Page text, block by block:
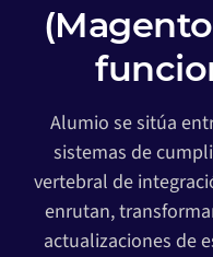
Alumio se sitúa
sistemas de
vertebral de
enrutan,
actualizaciones de